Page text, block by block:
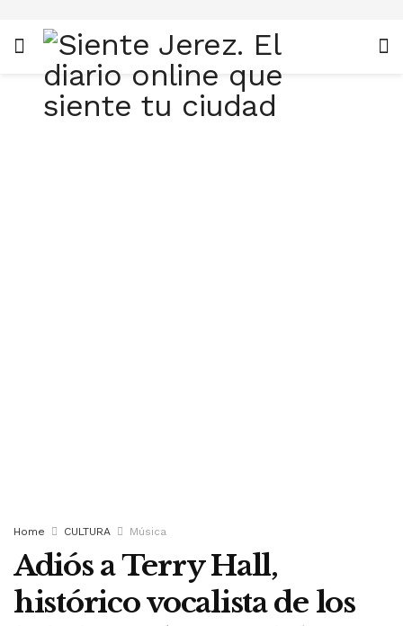
Home CULTURA Música
Adiós a Terry Hall,
histórico vocalista de los